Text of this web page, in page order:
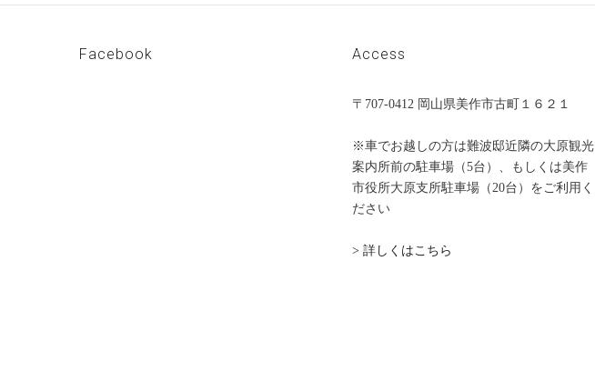
Facebook Access
〒707-0412 岡山県美作市古町１６２１
※車でお越しの方は難波邸近隣の大原観光
案内所前の駐車場（5台）、もしくは美作
市役所大原支所駐車場（20台）をご利用く
ださい
> 詳しくはこちら